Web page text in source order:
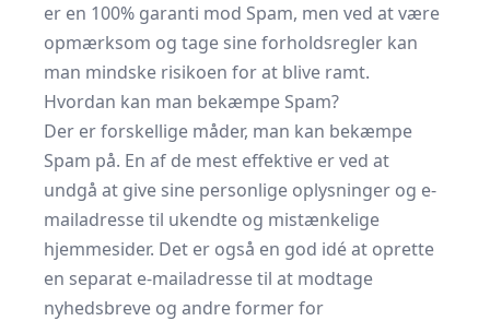
er en 100% garanti mod Spam, men ved at være
opmærksom og tage sine forholdsregler kan
man mindske risikoen for at blive ramt.
Hvordan kan man bekæmpe Spam?
Der er forskellige måder, man kan bekæmpe
Spam på. En af de mest effektive er ved at
undgå at give sine personlige oplysninger og e-
mailadresse til ukendte og mistænkelige
hjemmesider. Det er også en god idé at oprette
en separat e-mailadresse til at modtage
nyhedsbreve og andre former for